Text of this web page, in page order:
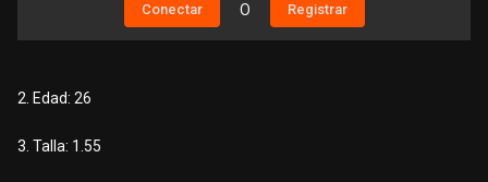
Conectar O Registrar
2. Edad: 26
3. Talla: 1.55